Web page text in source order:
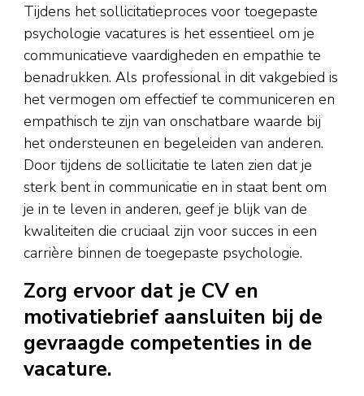
Tijdens het sollicitatieproces voor toegepaste
psychologie vacatures is het essentieel om je
communicatieve vaardigheden en empathie te
benadrukken. Als professional in dit vakgebied is
het vermogen om effectief te communiceren en
empathisch te zijn van onschatbare waarde bij
het ondersteunen en begeleiden van anderen.
Door tijdens de sollicitatie te laten zien dat je
sterk bent in communicatie en in staat bent om
je in te leven in anderen, geef je blijk van de
kwaliteiten die cruciaal zijn voor succes in een
carrière binnen de toegepaste psychologie.
Zorg ervoor dat je CV en
motivatiebrief aansluiten bij de
gevraagde competenties in de
vacature.